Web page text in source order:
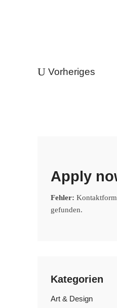
Vorheriges
Apply
Fehler:
gefunden.
Kategorien
Art & Design